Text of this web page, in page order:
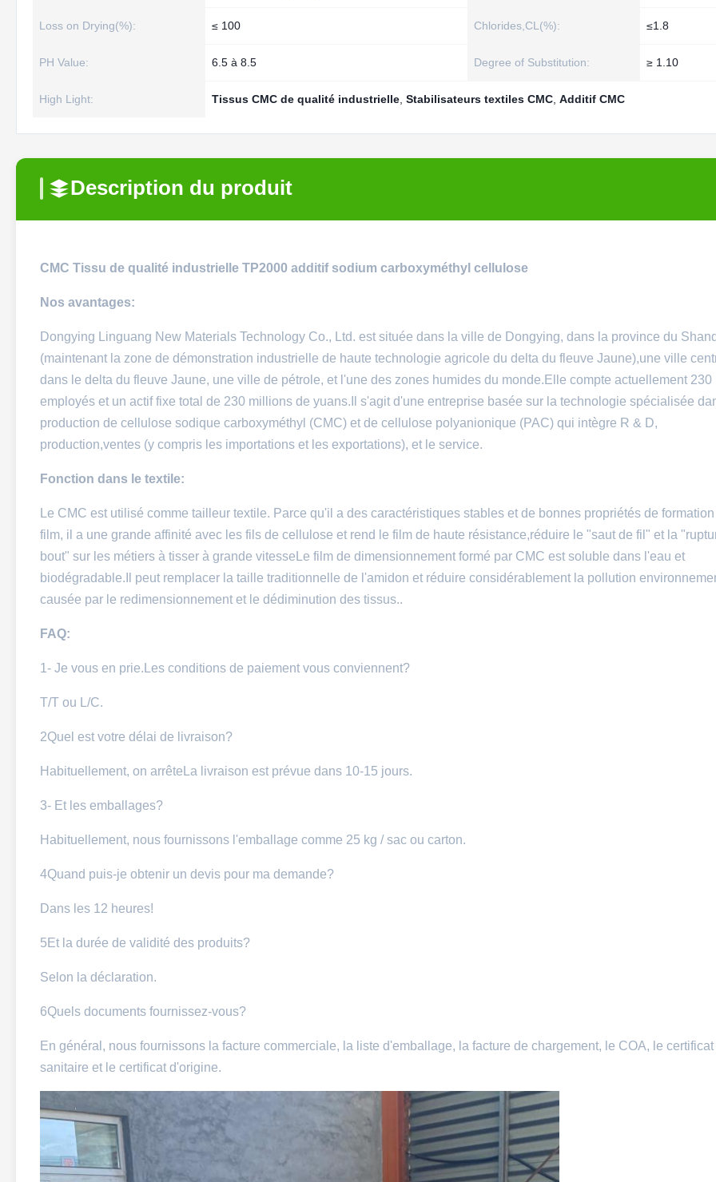
Loss on Drying(%): ≤ 100 Chlorides,CL(%): ≤1.8
PH Value: 6.5 à 8.5 Degree of Substitution: ≥ 1.10
High Light: Tissus CMC de qualité industrielle Stabilisateurs textiles CMC Additif CMC
Description du produit
CMC Tissu de qualité industrielle TP2000 additif sodium carboxyméthyl cellulose
Nos avantages:
Dongying Linguang New Materials Technology Co., Ltd. est située dans la ville de Dongying, dans la province du
(maintenant la zone de démonstration industrielle de haute technologie agricole du delta du fleuve Jaune),une ville
dans le delta du fleuve Jaune, une ville de pétrole, et l'une des zones humides du monde.Elle compte actuellement 230
employés et un actif fixe total de 230 millions de yuans.Il s'agit d'une entreprise basée sur la technologie spécialisée
production de cellulose sodique carboxyméthyl (CMC) et de cellulose polyanionique (PAC) qui intègre R & D,
production,ventes (y compris les importations et les exportations), et le service.
Fonction dans le textile:
Le CMC est utilisé comme tailleur textile. Parce qu'il a des caractéristiques stables et de bonnes propriétés de
film, il a une grande affinité avec les fils de cellulose et rend le film de haute résistance,réduire le "saut de fil" et la
bout" sur les métiers à tisser à grande vitesseLe film de dimensionnement formé par CMC est soluble dans l'eau et
biodégradable.Il peut remplacer la taille traditionnelle de l'amidon et réduire considérablement la pollution
causée par le redimensionnement et le dédiminution des tissus..
FAQ:
1- Je vous en prie. Les conditions de paiement vous conviennent?
T/T ou L/C.
2Quel est votre délai de livraison?
Habituellement, on arrête La livraison est prévue dans 10-15 jours.
3- Et les emballages?
Habituellement, nous fournissons l'emballage comme 25 kg / sac ou carton.
4Quand puis-je obtenir un devis pour ma demande?
Dans les 12 heures!
5Et la durée de validité des produits?
Selon la déclaration.
6Quels documents fournissez-vous?
En général, nous fournissons la facture commerciale, la liste d'emballage, la facture de chargement, le COA, le certificat
sanitaire et le certificat d'origine.